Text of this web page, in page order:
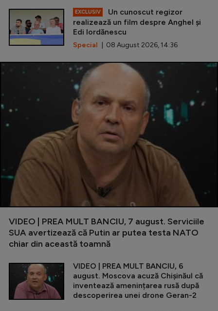
EXCLUSIV
Un cunoscut regizor
realizează un film despre Anghel și
Edi Iordănescu
Special | 08 August 2026, 14:36
VIDEO | PREA MULT BANCIU, 7 august. Serviciile
SUA avertizează că Putin ar putea testa NATO
chiar din această toamnă
VIDEO | PREA MULT BANCIU, 6
august. Moscova acuză Chișinăul că
inventează amenințarea rusă după
descoperirea unei drone Geran-2